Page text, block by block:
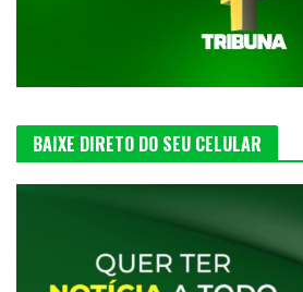
BAIXE DIRETO DO SEU CELULAR